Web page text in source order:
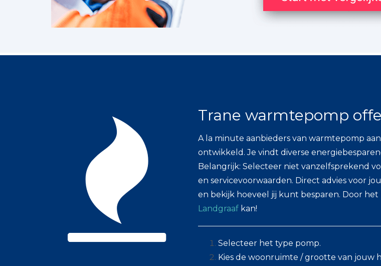
Trane warmtepomp
A la minute aanbieders van warmtepomp
ontwikkeld. Je vindt diverse
Belangrijk: Selecteer niet vanzelfsprekend
en servicevoorwaarden. Direct advies voor
en bekijk hoeveel jij kunt besparen. Door
Landgraafkan!
Selecteer het type pomp.
Kies de woonruimte / grootte van jouw